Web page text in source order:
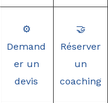
⚙️
Demand
er un
devis
🤝
Réserver
un
coaching